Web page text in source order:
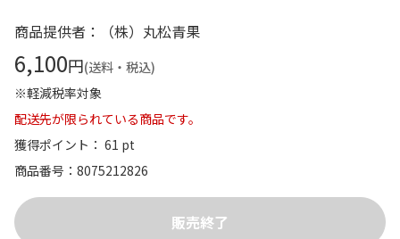
商品提供者：（株）丸松青果
6,100円(送料・税込)
※軽減税率対象
配送先が限られている商品です。
獲得ポイント： 61 pt
商品番号
8075212826